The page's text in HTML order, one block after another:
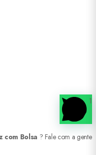
1
com Bolsa ? Fale com a gente